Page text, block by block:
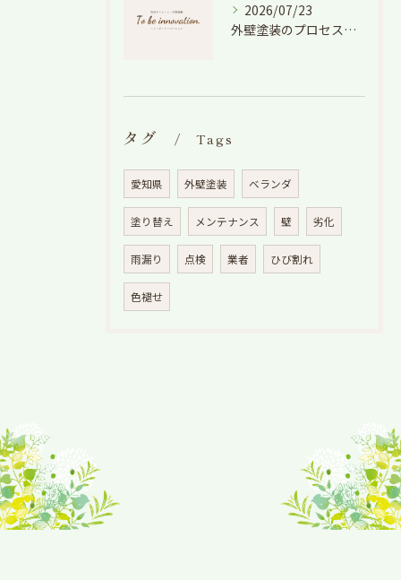
2026/07/23
外壁塗装のプロセスを愛知県でスムーズに進めるための工程と費用徹底解説
タグ Tags
愛知県 外壁塗装 ベランダ
塗り替え メンテナンス 壁 劣化
雨漏り 点検 業者 ひび割れ
色褪せ